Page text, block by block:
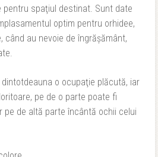
pentru spaţiul destinat. Sunt date
optim pentru orhidee,
când au nevoie de îngrăşământ,
o ocupaţie plăcută, iar
pe de o parte poate fi
pe de altă parte încântă ochii celui